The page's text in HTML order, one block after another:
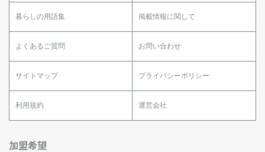
暮らしの用語集 掲載情報に関して
よくあるご質問 お問い合わせ
サイトマップ プライバシーポリシー
利用規約 運営会社
加盟希望